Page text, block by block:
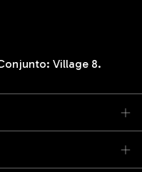
Village 8.